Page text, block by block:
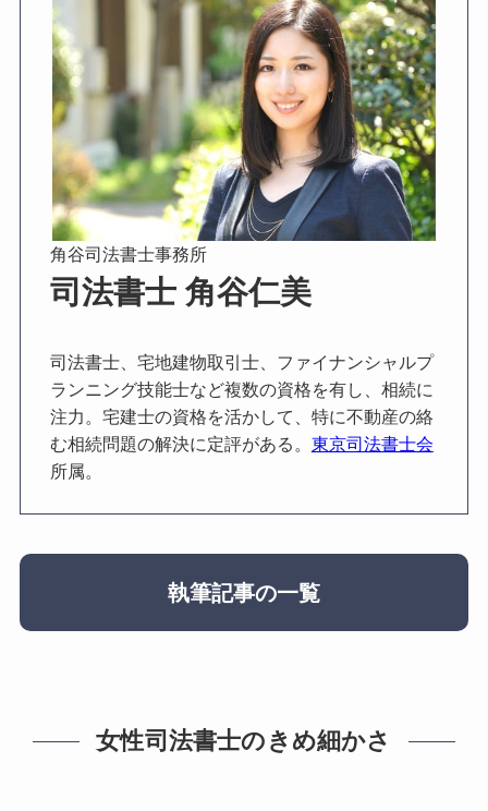
角谷司法書士事務所
司法書士 角谷仁美
司法書士、宅地建物取引士、ファイナンシャルプ
ランニング技能士など複数の資格を有し、相続に
注力。宅建士の資格を活かして、特に不動産の絡
む相続問題の解決に定評がある。 東京司法書士会
所属。
執筆記事の一覧
女性司法書士のきめ細かさ